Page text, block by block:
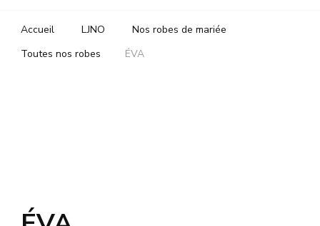
Accueil LJNO
Nos robes de mariée
Toutes nos robes
ÉVA